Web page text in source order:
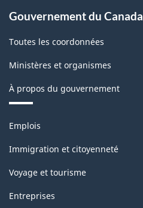
Gouvernement du Canada
Toutes les coordonnées
Ministères et organismes
À propos du gouvernement
Thèmes
sujets
Emplois
Immigration et citoyenneté
Voyage et tourisme
Entreprises